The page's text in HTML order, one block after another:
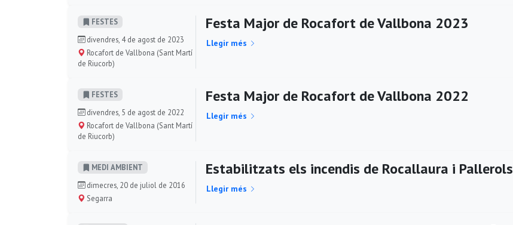
FESTES
divendres, 4 de agost de 2023
Rocafort de Vallbona (Sant Martí
de Riucorb)
Festa Major de Rocafort de Vallbona 2023
Llegir més
FESTES
divendres, 5 de agost de 2022
Rocafort de Vallbona (Sant Martí
de Riucorb)
Festa Major de Rocafort de Vallbona 2022
Llegir més
MEDI AMBIENT
dimecres, 20 de juliol de 2016
Segarra
Estabilitzats els incendis de Rocallaura i Pallerols
Llegir més